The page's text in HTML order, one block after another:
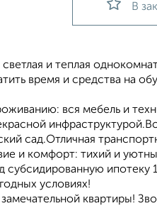
В
и теплая
время и средства на
вся мебель и
сад.Отличная
и комфорт: тихий и
ипотеку
условиях!
квартиры!